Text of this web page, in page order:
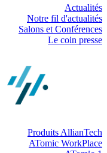
Actualités
Notre fil d'actualités
Salons et Conférences
Le coin presse
Produits AllianTech
ATomic WorkPlace